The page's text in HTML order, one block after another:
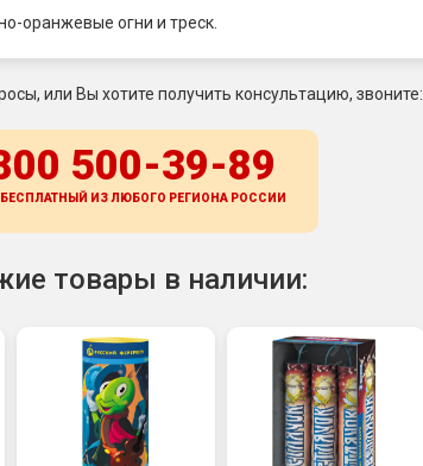
оранжевые огни и треск.
или Вы хотите получить консультацию, звоните:
500-39-89
ИЗ ЛЮБОГО РЕГИОНА РОССИИ
товары в наличии: